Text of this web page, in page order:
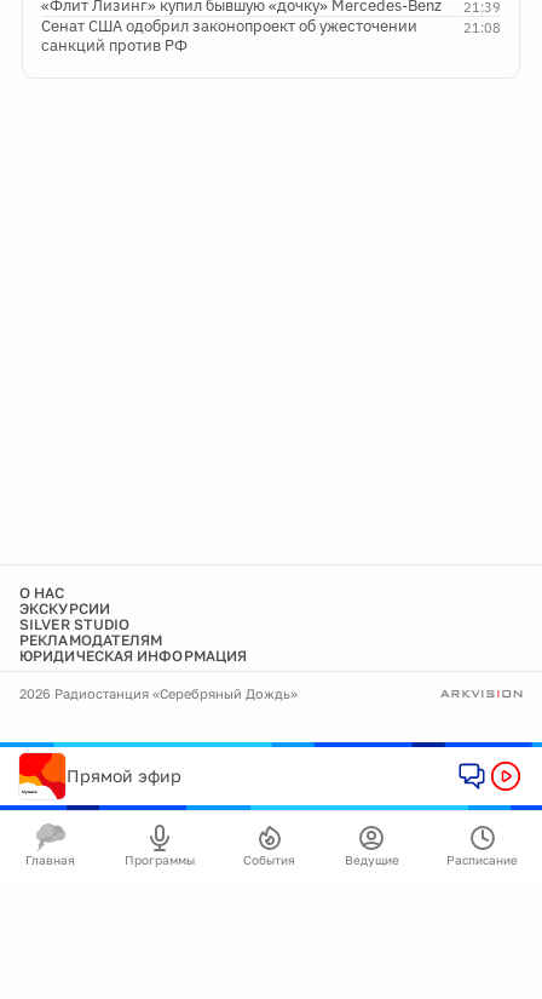
21:39
«Флит Лизинг» купил бывшую «дочку» Mercedes-Benz
21:08
Сенат США одобрил законопроект об ужесточении
санкций против РФ
О НАС
ЭКСКУРСИИ
SILVER STUDIO
РЕКЛАМОДАТЕЛЯМ
ЮРИДИЧЕСКАЯ ИНФОРМАЦИЯ
2026 Радиостанция «Серебряный Дождь»
Прямой эфир
Главная Программы События Ведущие Расписание